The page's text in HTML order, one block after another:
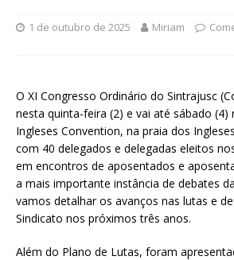
1 de outubro de 2025 Miriam
O XI Congresso Ordinário do Sintrajusc
nesta quinta-feira (2) e vai até sábado (4)
Ingleses Convention, na praia dos
com 40 delegados e delegadas eleitos
em encontros de aposentados e
a mais importante instância de debates
vamos detalhar os avanços nas lutas e
Sindicato nos próximos três anos.
Além do Plano de Lutas, foram